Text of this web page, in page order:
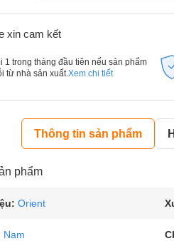
xin cam kết
1 trong tháng đầu tiên nếu sản phẩm
từ nhà sản xuất. Xem chi tiết
Thông tin sản phẩm
phẩm
Orient
Nam